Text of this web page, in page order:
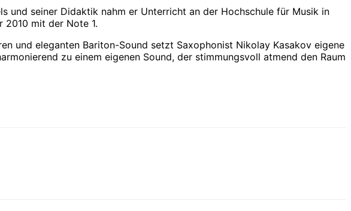
und seiner Didaktik nahm er Unterricht an der Hochschule für Musik in
2010 mit der Note 1.
und eleganten Bariton-Sound setzt Saxophonist Nikolay Kasakov eigene
zu einem eigenen Sound, der stimmungsvoll atmend den Raum